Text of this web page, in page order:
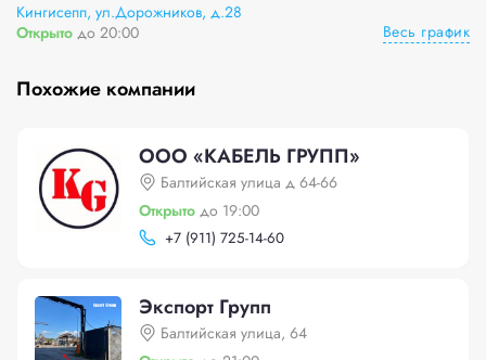
Кингисепп, ул.Дорожников, д.28
Открыто до 20:00 Весь график
Похожие компании
ООО «КАБЕЛЬ ГРУПП»
Балтийская улица д 64-66
Открыто до 19:00
+7 (911) 725-14-60
Экспорт Групп
Балтийская улица, 64